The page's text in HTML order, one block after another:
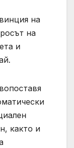
на
на
и
както и